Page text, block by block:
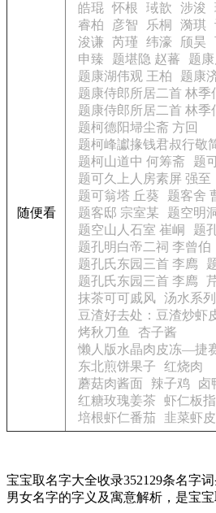
随便看
皓琨 怀根 琙歆 涉浚
睿柏
彦智 乐桐 漪琪
浚谦
芮瑾 纬濠 颀昊
申臻
题堪隐 赵蕃
题
题康湖伟观 王柏
题康
题康侍郎所居二首 林季
题康侍郎所居二首 林季
题柯德阳埽尘斋 方回
题柯峰讞掾钱君叔行敬
题柯山道中 何筹斋
题
题可久上人房素屏 强至
题可翁塔 丘葵
题客舍
题客邸 宗室某
题空明
题空山人石室 崔峒
题
题孔明白帝二祠 李曾伯
题孔氏东园三首 李廌
题孔氏东园三首 李廌
抹茶可可戚风 汤水系
豆渣好去处：豆渣炒虾
烤秋刀鱼
杏子酱
懒人版水晶肉皮冻—捷
东北煎饼果子
红烧肉
蘑菇肉酱面
辣子鸡 卤
红糖玫瑰姜茶
虾仁板指
培根虾仁番茄
韭菜虾
宝宝取名字大全收录352129条名字
男女名字的字义及寓意解析，是宝宝